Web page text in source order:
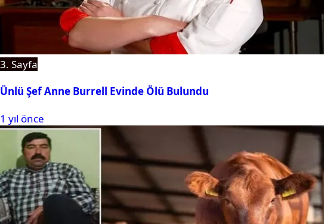
3. Sayfa
Ünlü Şef Anne Burrell Evinde Ölü Bulundu
1 yıl önce